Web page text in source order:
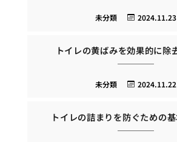
2024.11.23
未分類
トイレの黄ばみを効果的に除
2024.11.22
未分類
トイレの詰まりを防ぐための